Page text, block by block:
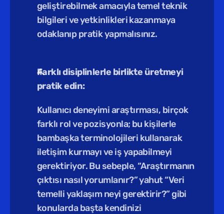
geliştirebilmek amacıyla temel teknik
bilgileri ve yetkinlikleri kazanmaya
odaklanıp pratik yapmalısınız.
Farklı disiplinlerle birlikte üretmeyi
pratik edin:
Kullanıcı deneyimi araştırması, birçok
farklı rol ve pozisyonla; bu kişilerle
bambaşka terminolojileri kullanarak
iletişim kurmayı ve iş yapabilmeyi
gerektiriyor. Bu sebeple, “Araştırmanın
çıktısı nasıl yorumlanır?” yahut “Veri
temelli yaklaşım neyi gerektirir?” gibi
konularda başta kendinizi